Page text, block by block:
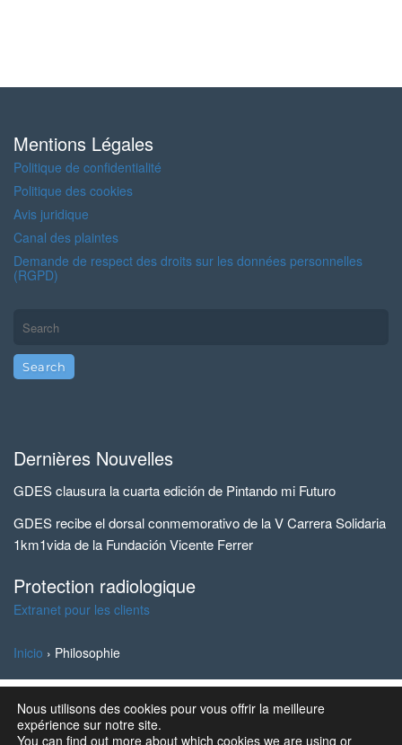
Mentions Légales
Politique de confidentialité
Politique des cookies
Avis juridique
Canal des plaintes
Demande de respect des droits sur les données personnelles
(RGPD)
Dernières Nouvelles
GDES clausura la cuarta edición de Pintando mi Futuro
GDES recibe el dorsal conmemorativo de la V Carrera Solidaria
1km1vida de la Fundación Vicente Ferrer
Protection radiologique
Extranet pour les clients
Inicio › Philosophie
© 2023 Ingeniería y Marketing, S.A. all rights reserved | GD
Energy Services®
Nous utilisons des cookies pour vous offrir la meilleure
expérience sur notre site.
You can find out more about which cookies we are using or